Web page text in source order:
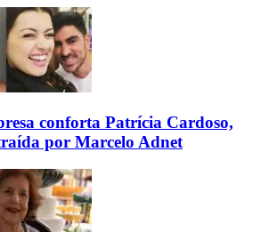
conforta Patrícia Cardoso,
por Marcelo Adnet